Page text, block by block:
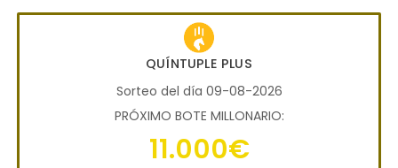
QUÍNTUPLE PLUS
Sorteo del día 09-08-2026
PRÓXIMO BOTE MILLONARIO:
11.000€